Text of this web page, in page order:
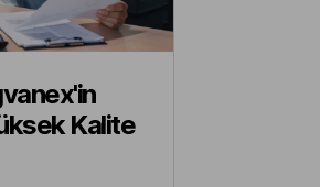
Kalite